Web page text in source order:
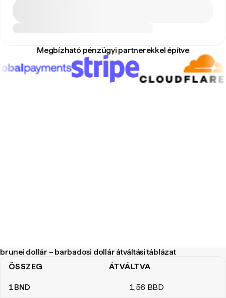
Megbízható pénzügyi partnerekkel építve
brunei dollár – barbadosi dollár átváltási táblázat
brunei dollár – barbadosi dollár átváltási táblázat
ÖSSZEG ÁTVÁLTVA
1BND 1,56 BBD